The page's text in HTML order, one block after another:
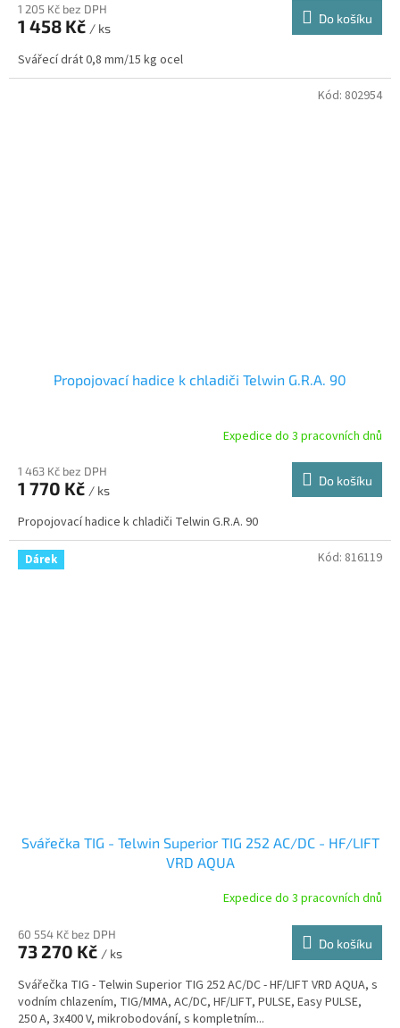
1 205 Kč bez DPH
1 458 Kč / ks
Do košíku
Svářecí drát 0,8 mm/15 kg ocel
Propojovací hadice k chladiči Telwin G.R.A. 90
Expedice do 3 pracovních dnů
1 463 Kč bez DPH
1 770 Kč / ks
Do košíku
Propojovací hadice k chladiči Telwin G.R.A. 90
Kód: 802954
Dárek
Svářečka TIG - Telwin Superior TIG 252 AC/DC - HF/LIFT
VRD AQUA
Expedice do 3 pracovních dnů
60 554 Kč bez DPH
73 270 Kč / ks
Do košíku
Svářečka TIG - Telwin Superior TIG 252 AC/DC - HF/LIFT VRD AQUA, s
vodním chlazením, TIG/MMA, AC/DC, HF/LIFT, PULSE, Easy PULSE,
250 A, 3x400 V, mikrobodování, s kompletním...
Kód: 816119